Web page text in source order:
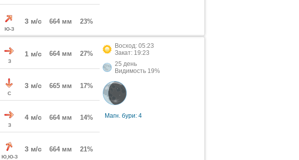
Ю-З
3 м/с 664 мм 23%
З
1 м/с 664 мм 27%
С
3 м/с 665 мм 17%
З
4 м/с 664 мм 14%
Ю,Ю-З
3 м/с 664 мм 21%
Восход: 05:23
Закат: 19:23
25 день
Видимость 19%
Магн. бури: 4